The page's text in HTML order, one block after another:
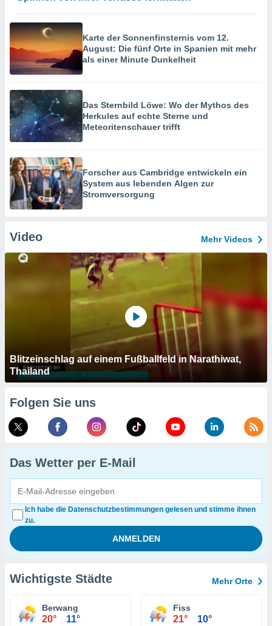
Karte der Sonnenfinsternis vom 12.
August: Die fünf Orte in Spanien mit mehr
als einer Minute Dunkelheit
Das Sternbild Löwe: Wo der Mythos des
Herkules auf echte Sterne und
Meteoritenschauer trifft
Forscher aus Cambridge entwickeln ein
System aus lebenden Algen zur
Stromversorgung
Video Mehr Videos
Blitzeinschlag auf einem Fußballfeld in Narathiwat,
Thailand
Folgen Sie uns
Das Wetter per E-Mail
Ich habe die Datenschutzbestimmungen gelesen und stimme ihnen
zu.
Wichtigste Städte Mehr Orte
Berwang
20° 11°
Fiss
21° 10°